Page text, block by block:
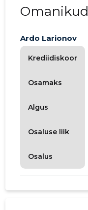
Omanikud
Krediidiskoor
Osamaks
Algus
Osaluse liik
Osalus
Ardo Larionov